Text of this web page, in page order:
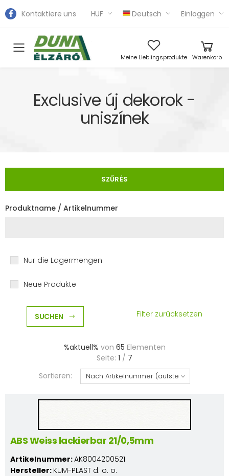
Kontaktiere uns HUF Deutsch Einloggen
Toggle mobile menu
Meine Lieblingsprodukte Warenkorb
Exclusive új dekorok -
uniszínek
SZŰRÉS
Produktname / Artikelnummer
Nur die Lagermengen
Neue Produkte
SUCHEN Filter zurücksetzen
%aktuell% von 65 Elementen
Seite: 1 / 7
Sortieren:
ABS Weiss lackierbar 21/0,5mm
Artikelnummer:AK8004200521
Hersteller: KUM-PLAST d. o. o.